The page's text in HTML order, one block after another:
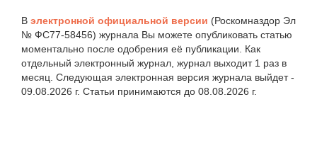
В электронной официальной версии (Роскомназдор Эл
№ ФС77-58456) журнала Вы можете опубликовать статью
моментально после одобрения её публикации. Как
отдельный электронный журнал, журнал выходит 1 раз в
месяц. Следующая электронная версия журнала выйдет -
09.08.2026 г. Статьи принимаются до 08.08.2026 г.